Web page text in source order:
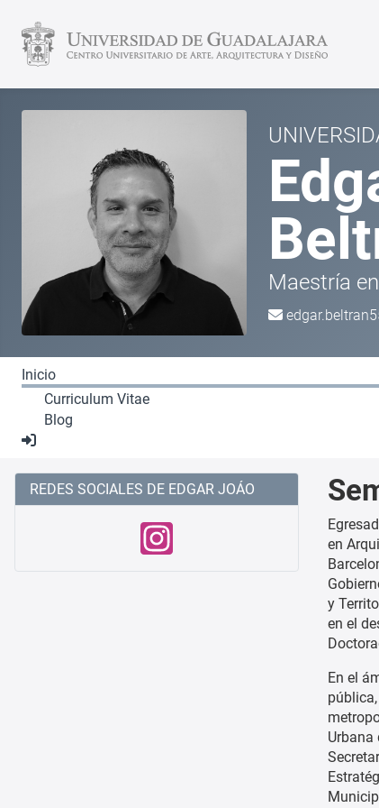
Maestría
Inicio
Curriculum Vitae
Blog
REDES SOCIALES DE EDGAR JOÁO
en
y
en el
En el
Urbana